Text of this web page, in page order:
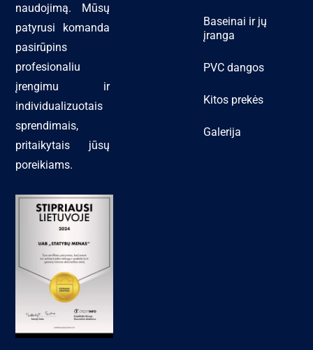
naudojimą. Mūsų
patyrusi komanda
pasirūpins
profesionaliu
įrengimu ir
individualizuotais
sprendimais,
pritaikytais jūsų
poreikiams.
Baseinai ir jų
įranga
PVC dangos
Kitos prekės
Galerija